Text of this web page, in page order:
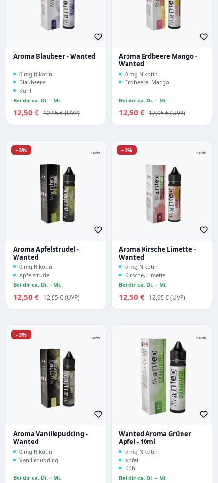
Aroma Blaubeer - Wanted
0 mg Nikotin
Blaubeere
Kühl
Bei dir ca. Di. – Mi.
Verkaufspreis:
12,50 € Regulärer Preis:
12,95 €
Aroma Erdbeere Mango -
Wanted
0 mg Nikotin
Erdbeere, Mango
Bei dir ca. Di. – Mi.
Verkaufspreis:
12,50 € Regulärer Preis:
12,95 €
Rabatt
−3%
Aroma Apfelstrudel -
Wanted
0 mg Nikotin
Apfelstrudel
Bei dir ca. Di. – Mi.
Verkaufspreis:
12,50 € Regulärer Preis:
12,95 €
Rabatt
−3%
Aroma Kirsche Limette -
Wanted
0 mg Nikotin
Kirsche, Limette
Bei dir ca. Di. – Mi.
Verkaufspreis:
12,50 € Regulärer Preis:
12,95 €
Rabatt
−3%
Aroma Vanillepudding -
Wanted
0 mg Nikotin
Vanillepudding
Bei dir ca. Di. – Mi.
Wanted Aroma Grüner
Apfel - 10ml
0 mg Nikotin
Apfel
Kühl
Bei dir ca. Di. – Mi.